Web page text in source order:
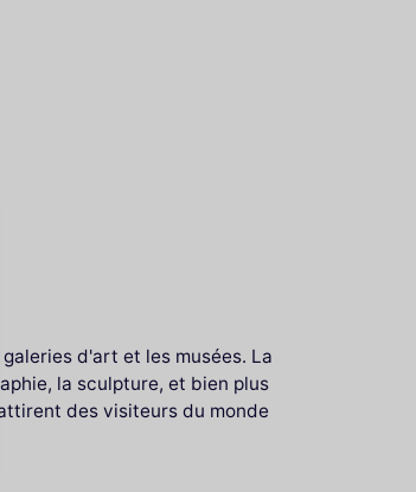
d'art et les musées. La
la sculpture, et bien plus
des visiteurs du monde